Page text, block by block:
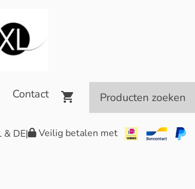
Contact
& DE| Veilig betalen met